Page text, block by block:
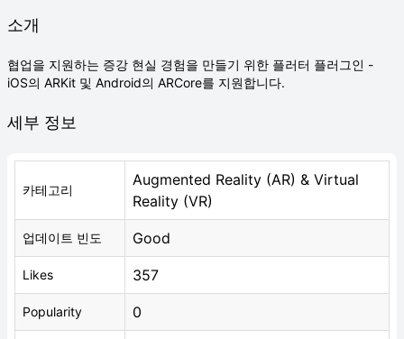
소개
협업을 지원하는 증강 현실 경험을 만들기 위한 플러터 플러그인 -
iOS의 ARKit 및 Android의 ARCore를 지원합니다.
세부 정보
카테고리
Augmented Reality (AR) & Virtual
Reality (VR)
업데이트 빈도 Good
Likes 357
Popularity 0